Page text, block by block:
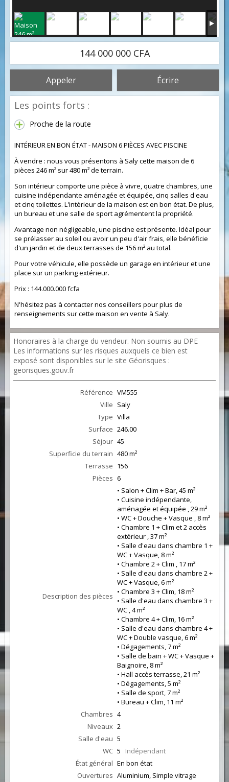
144 000 000 CFA
Appeler Écrire
Les points forts :
Proche de la route
INTÉRIEUR EN BON ÉTAT - MAISON 6 PIÈCES AVEC PISCINE
À vendre : nous vous présentons à Saly cette maison de 6
pièces 246 m² sur 480 m² de terrain.
Son intérieur comporte une pièce à vivre, quatre chambres, une
cuisine indépendante aménagée et équipée, cinq salles d'eau
et cinq toilettes. L'intérieur de la maison est en bon état. De plus,
un bureau et une salle de sport agrémentent la propriété.
Avantage non négligeable, une piscine est présente. Idéal pour
se prélasser au soleil ou avoir un peu d'air frais, elle bénéficie
d'un jardin et de deux terrasses de 156 m² au total.
Pour votre véhicule, elle possède un garage en intérieur et une
place sur un parking extérieur.
Prix : 144.000.000 fcfa
N'hésitez pas à contacter nos conseillers pour plus de
renseignements sur cette maison en vente à Saly.
Honoraires à la charge du vendeur. Non soumis au DPE
Les informations sur les risques auxquels ce bien est
exposé sont disponibles sur le site Géorisques :
georisques.gouv.fr
Référence VM555
Ville Saly
Type Villa
Surface 246.00
Séjour 45
Superficie du terrain 480 m²
Terrasse 156
Pièces 6
Description des pièces
• Salon + Clim + Bar, 45 m²
• Cuisine indépendante,
aménagée et équipée , 29 m²
• WC + Douche + Vasque , 8 m²
• Chambre 1 + Clim et 2 accès
extérieur , 37 m²
• Salle d'eau dans chambre 1 +
WC + Vasque, 8 m²
• Chambre 2 + Clim , 17 m²
• Salle d'eau dans chambre 2 +
WC + Vasque, 6 m²
• Chambre 3 + Clim, 18 m²
• Salle d'eau dans chambre 3 +
WC , 4 m²
• Chambre 4 + Clim, 16 m²
• Salle d'eau dans chambre 4 +
WC + Double vasque, 6 m²
• Dégagements, 7 m²
• Salle de bain + WC + Vasque +
Baignoire, 8 m²
• Hall accès terrasse, 21 m²
• Dégagements, 5 m²
• Salle de sport, 7 m²
• Bureau + Clim, 11 m²
Chambres 4
Niveaux 2
Salle d'eau 5
WC 5 Indépendant
État général En bon état
Ouvertures Aluminium, Simple vitrage